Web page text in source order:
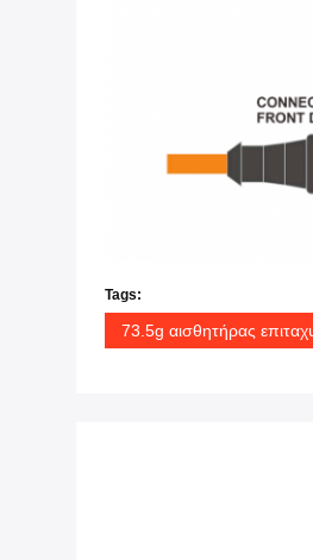
Tags:
73.5g αισθητήρας